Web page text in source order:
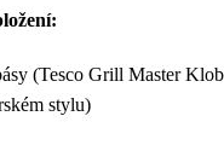
(Tesco Grill Master
stylu)